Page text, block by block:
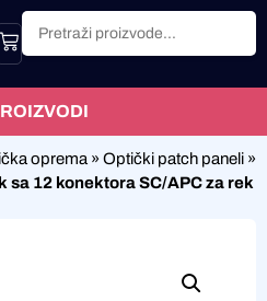
oprema » Optički patch paneli »
12 konektora SC/APC za rek